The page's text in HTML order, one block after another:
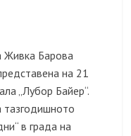
Живка Барова
на 21
„Лубор Байер“.
тазгодишното
в града на